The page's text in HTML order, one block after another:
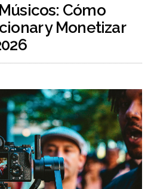
Cómo
y Monetizar